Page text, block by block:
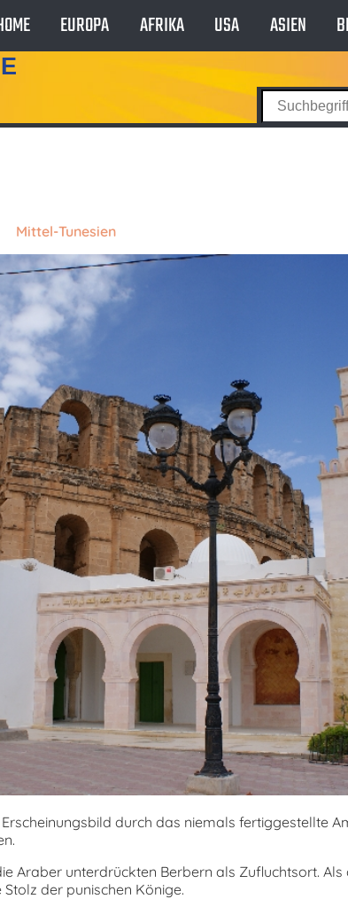
EUROPA AFRIKA USA ASIEN
Mittel-Tunesien
durch das niemals fertiggestellte
Araber unterdrückten Berbern als Zufluchtsort.
der punischen Könige.